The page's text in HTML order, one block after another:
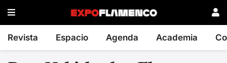
Revista Espacio Agenda Academia